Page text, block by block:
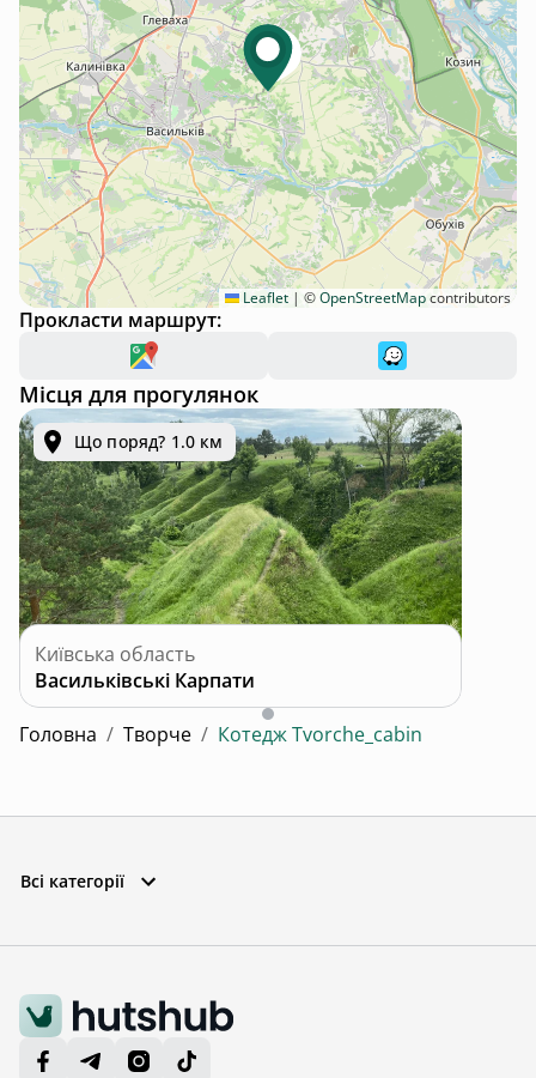
Leaflet | ©OpenStreetMapcontributors
Прокласти маршрут:
Місця для прогулянок
Що поряд? 1.0 км
Київська область
Васильківські Карпати
Головна / Творче / Котедж Tvorche_cabin
Всі категорії